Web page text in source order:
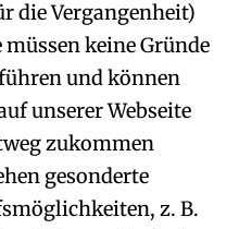
die Vergangenheit)
keine Gründe
und können
unserer Webseite
zukommen
gesonderte
z. B.